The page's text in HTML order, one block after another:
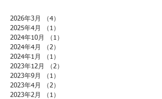
2026年3月 （4）
2025年4月
（1）
2024年10月
（1）
2024年4月
（2）
2024年1月
（1）
2023年12月
（2）
2023年9月
（1）
2023年4月
（2）
2023年2月
（1）